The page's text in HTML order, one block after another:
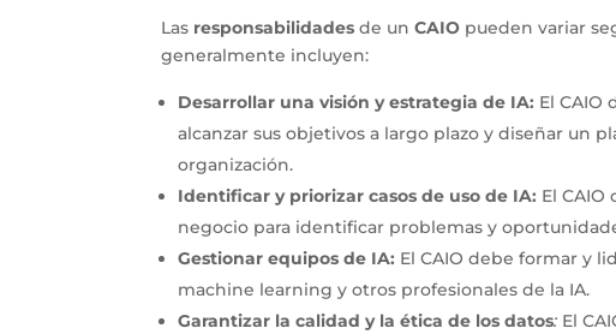
Las responsabilidades de unCAIO pueden variar
generalmente incluyen:
Desarrollar una visión y estrategia de IA: El CAIO
alcanzar sus objetivos a largo plazo y diseñar un
organización.
Identificar y priorizar casos de uso de IA: El
negocio para identificar problemas y
Gestionar equipos de IA: El CAIO debe formar y
machine learning y otros profesionales de la IA.
Garantizar la calidad y la ética de los datos: El